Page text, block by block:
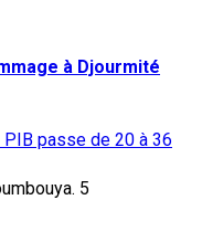
à Djourmité
passe de 20 à 36
5